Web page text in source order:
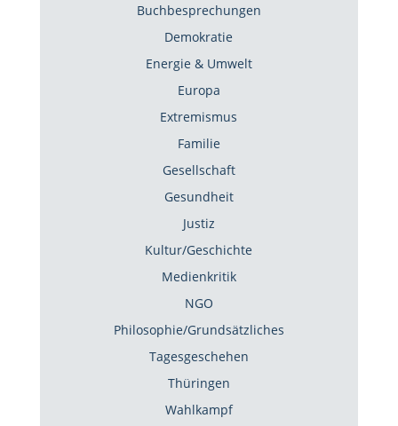
Buchbesprechungen
Demokratie
Energie & Umwelt
Europa
Extremismus
Familie
Gesellschaft
Gesundheit
Justiz
Kultur/Geschichte
Medienkritik
NGO
Philosophie/Grundsätzliches
Tagesgeschehen
Thüringen
Wahlkampf